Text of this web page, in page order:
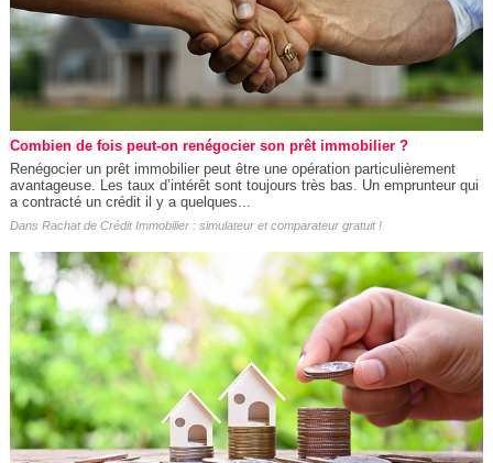
Combien de fois peut-on renégocier son prêt immobilier ?
Renégocier un prêt immobilier peut être une opération particulièrement
avantageuse. Les taux d’intérêt sont toujours très bas. Un emprunteur qui
a contracté un crédit il y a quelques...
Dans Rachat de Crédit Immobilier : simulateur et comparateur gratuit !